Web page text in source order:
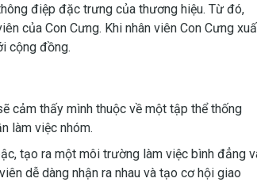
điệp đặc trưng của thương hiệu. Từ đó,
của Con Cưng. Khi nhân viên Con Cưng
cộng đồng.
cảm thấy mình thuộc về một tập thể thống
làm việc nhóm.
tạo ra một môi trường làm việc bình đẳng
dễ dàng nhận ra nhau và tạo cơ hội giao